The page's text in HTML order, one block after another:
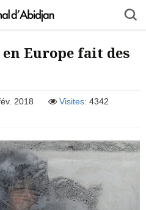
Europe fait des
2018 Visites: 4342